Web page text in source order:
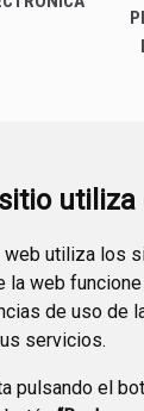
web utiliza los
la web
de uso de
servicios.
pulsando el